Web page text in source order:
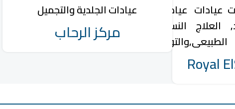
عيادات
العلاج
الطبيعى
عيادات
النساء
والتوليد
Royal
عيادات الجلدية والتجميل
مركز الرحاب